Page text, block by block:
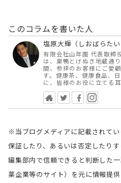
このコラムを書いた人
塩原大輝（しおばらたい
有限会社山年園 代表取締
は、巣鴨とげぬき地蔵通
間、参拝のお客様にご愛
す。健康茶、健康食品、
に、皆様のお役に立てる
※当ブログメディアに記載されて
保証したり、あるいは否定したりす
編集部内で信頼できると判断した
薬企業等のサイト）を元に情報提